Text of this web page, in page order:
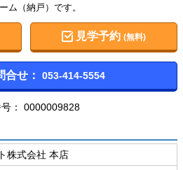
ム（納戸）です。
見学予約(無料)
合せ： 053-414-5554
： 0000009828
株式会社 本店